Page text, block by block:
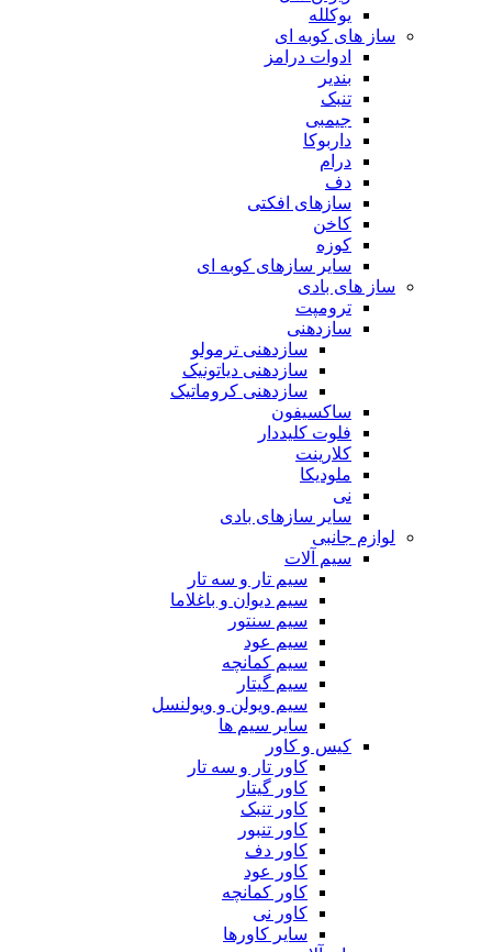
یوکلله
ساز های کوبه ای
ادوات درامز
بندیر
تنبک
جیمبی
داربوکا
درام
دف
سازهای افکتی
کاخن
کوزه
سایر سازهای کوبه ای
ساز های بادی
ترومپت
سازدهنی
سازدهنی ترمولو
سازدهنی دیاتونیک
سازدهنی کروماتیک
ساکسیفون
فلوت کلیددار
کلارینت
ملودیکا
نی
سایر سازهای بادی
لوازم جانبی
سیم آلات
سیم تار و سه تار
سیم دیوان و باغلاما
سیم سنتور
سیم عود
سیم کمانچه
سیم گیتار
سیم ویولن و ویولنسل
سایر سیم ها
کیس و کاور
کاور تار و سه تار
کاور گیتار
کاور تنبک
کاور تنبور
کاور دف
کاور عود
کاور کمانچه
کاور نی
سایر کاورها